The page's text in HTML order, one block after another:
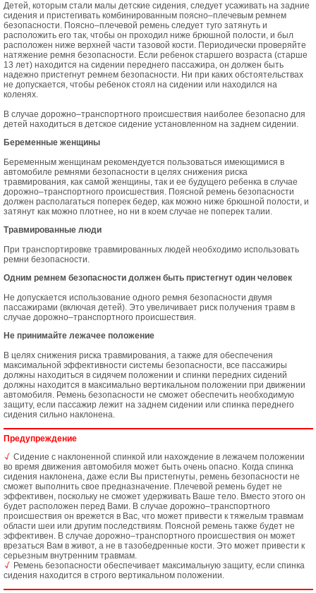
Детей, которым стали малы детские сидения, следует усаживать на задние
сидения и пристегивать комбинированным поясно–плечевым ремнем
безопасности. Поясно–плечевой ремень следует туго затянуть и
расположить его так, чтобы он проходил ниже брюшной полости, и был
расположен ниже верхней части тазовой кости. Периодически проверяйте
натяжение ремня безопасности. Если ребенок старшего возраста (старше
13 лет) находится на сидении переднего пассажира, он должен быть
надежно пристегнут ремнем безопасности. Ни при каких обстоятельствах
не допускается, чтобы ребенок стоял на сидении или находился на
коленях.
В случае дорожно–транспортного происшествия наиболее безопасно для
детей находиться в детское сидение установленном на заднем сидении.
Беременные женщины
Беременным женщинам рекомендуется пользоваться имеющимися в
автомобиле ремнями безопасности в целях снижения риска
травмирования, как самой женщины, так и ее будущего ребенка в случае
дорожно–транспортного происшествия. Поясной ремень безопасности
должен располагаться поперек бедер, как можно ниже брюшной полости, и
затянут как можно плотнее, но ни в коем случае не поперек талии.
Травмированные люди
При транспортировке травмированных людей необходимо использовать
ремни безопасности.
Одним ремнем безопасности должен быть пристегнут один человек
Не допускается использование одного ремня безопасности двумя
пассажирами (включая детей). Это увеличивает риск получения травм в
случае дорожно–транспортного происшествия.
Не принимайте лежачее положение
В целях снижения риска травмирования, а также для обеспечения
максимальной эффективности системы безопасности, все пассажиры
должны находиться в сидячем положении и спинки передних сидений
должны находится в максимально вертикальном положении при движении
автомобиля. Ремень безопасности не сможет обеспечить необходимую
защиту, если пассажир лежит на заднем сидении или спинка переднего
сидения сильно наклонена.
Предупреждение
Сидение с наклоненной спинкой или нахождение в лежачем положении
во время движения автомобиля может быть очень опасно. Когда спинка
сидения наклонена, даже если Вы пристегнуты, ремень безопасности не
сможет выполнить свое предназначение. Плечевой ремень будет не
эффективен, поскольку не сможет удерживать Ваше тело. Вместо этого он
будет расположен перед Вами. В случае дорожно–транспортного
происшествия он врежется в Вас, что может привести к тяжелым травмам
области шеи или другим последствиям. Поясной ремень также будет не
эффективен. В случае дорожно–транспортного происшествия он может
врезаться Вам в живот, а не в тазобедренные кости. Это может привести к
серьезным внутренним травмам.
Ремень безопасности обеспечивает максимальную защиту, если спинка
сидения находится в строго вертикальном положении.